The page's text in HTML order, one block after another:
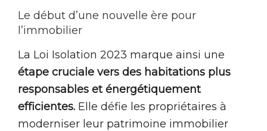
Le début d’une nouvelle ère pour
l’immobilier
La Loi Isolation 2023 marque ainsi une
étape cruciale vers des habitations plus
responsables et énergétiquement
efficientes. Elle défie les propriétaires à
moderniser leur patrimoine immobilier